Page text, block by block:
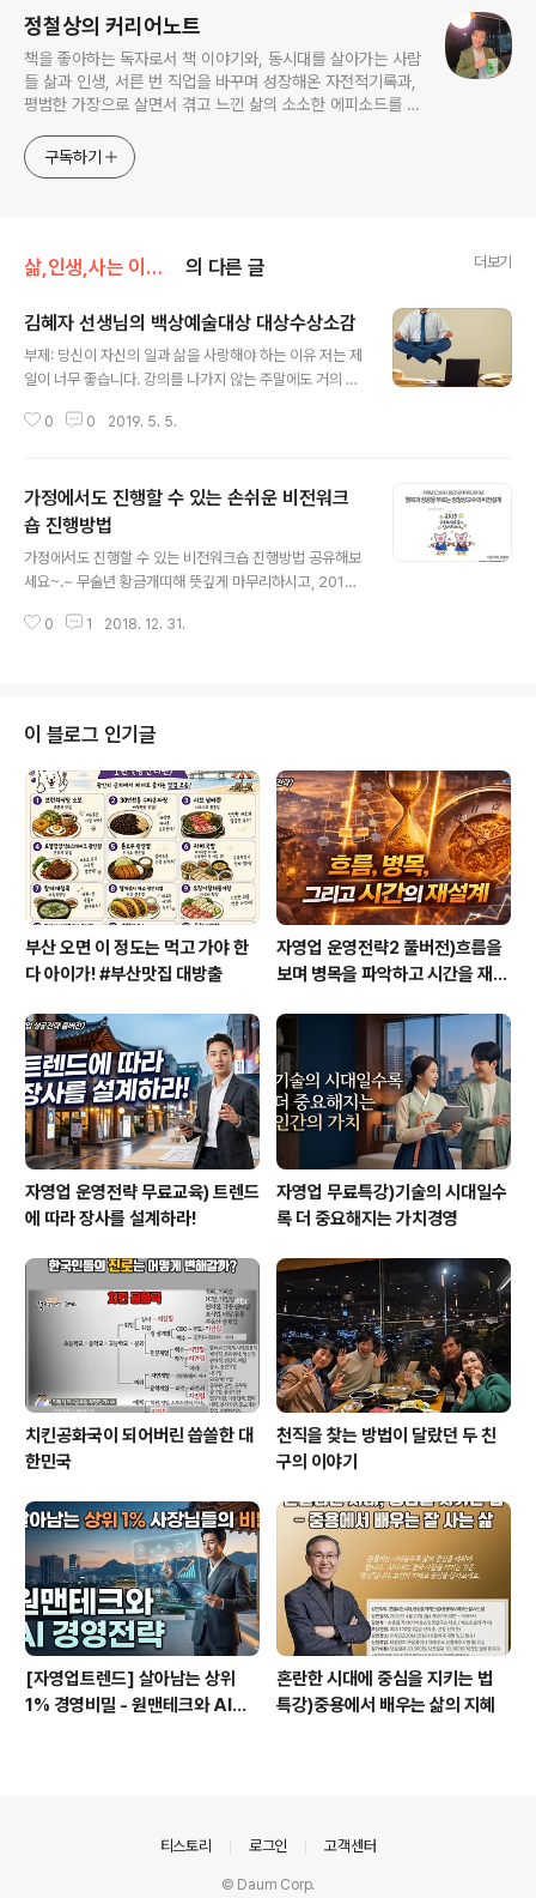
정철상의 커리어노트
책을 좋아하는 독자로서 책 이야기와, 동시대를 살아가는 사람
들 삶과 인생, 서른 번 직업을 바꾸며 성장해온 자전적기록과,
평범한 가장으로 살면서 겪고 느낀 삶의 소소한 에피소드를 전
고픈 커리어코치, 유튜브: 정교수의 인생수업
구독하기
삶,인생,사는 이야기 의 다른 글 더보기
김혜자 선생님의 백상예술대상 대상수상소감
부제: 당신이 자신의 일과 삶을 사랑해야 하는 이유 저는 제
일이 너무 좋습니다. 강의를 나가지 않는 주말에도 거의 하
V나 영화도 보고, 가족들과 신나게 놀기도 하지만 대개 글
싫지 않습니다. 믿기지 않을 수 있겠지만 오히려 즐겁고 행
복합니다. 일과 삶이 별도로 분리되어 있지 않기 때문입니
다. 제게는 일이 삶이고 삶이 곧 일입니다. 그렇다고 제 일
이 늘 즐겁기만 한 것은 아닙니다. 과중한 업무로 인해 스트
레스도 많지만 그 만큼 큰 즐거움도 있기에 기쁨에 뒤따르
는 고통도 자연스레 받아들입니다. 사실 업무가 과중해서
0 0 2019. 5. 5.
가정에서도 진행할 수 있는 손쉬운 비전워크
숍 진행방법
가정에서도 진행할 수 있는 비전워크숍 진행방법 공유해보
세요~.~ 무술년 황금개띠해 뜻깊게 마무리하시고, 2019
지요^^ 저희 가족은 올해 마지막 날을 새해 신년계획을 수
에서도 정기적으로 해야겠다는 생각으로 올해로 4년째 진
행해오고 있답니당^^ 다른 분들에게도 도움이 될 것 같아
서 진행방법을 알려드리오니 가정에서나 직장에서나 실행
해보시길 권해봅니다. 혹, 아래 워크숍 방법을 파일로 받아
보고 싶으신 분들은 이 글을 공유해주시고, 댓글로 이메일
알려주시면 이메일로 원본 파일을 일괄적으..
0 1 2018. 12. 31.
이 블로그 인기글
부산 오면 이 정도는 먹고 가야 한
다 아이가! #부산맛집 대방출
자영업 운영전략2 풀버전)흐름을
보며 병목을 파악하고 시간을 재설
자영업 운영전략 무료교육) 트렌드
에 따라 장사를 설계하라!
자영업 무료특강)기술의 시대일수
록 더 중요해지는 가치경영
치킨공화국이 되어버린 씁쓸한 대
한민국
천직을 찾는 방법이 달랐던 두 친
구의 이야기
[자영업트렌드] 살아남는 상위
1% 경영비밀 - 원맨테크와 AI경
혼란한 시대에 중심을 지키는 법
특강)중용에서 배우는 삶의 지혜
티스토리 로그인 고객센터
© Daum Corp.